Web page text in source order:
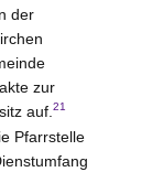
der
zur
auf. 21
Pfarrstelle